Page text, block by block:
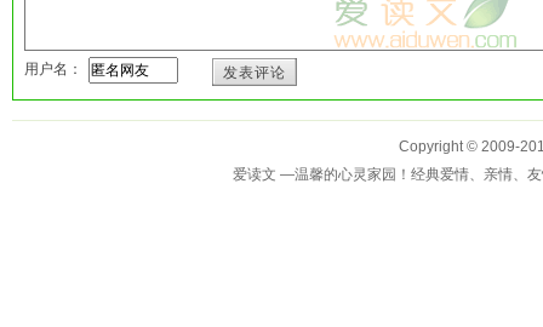
用户名： 发表评论
Copyright © 2009-
爱读文 —温馨的心灵家园！经典爱情、亲情、